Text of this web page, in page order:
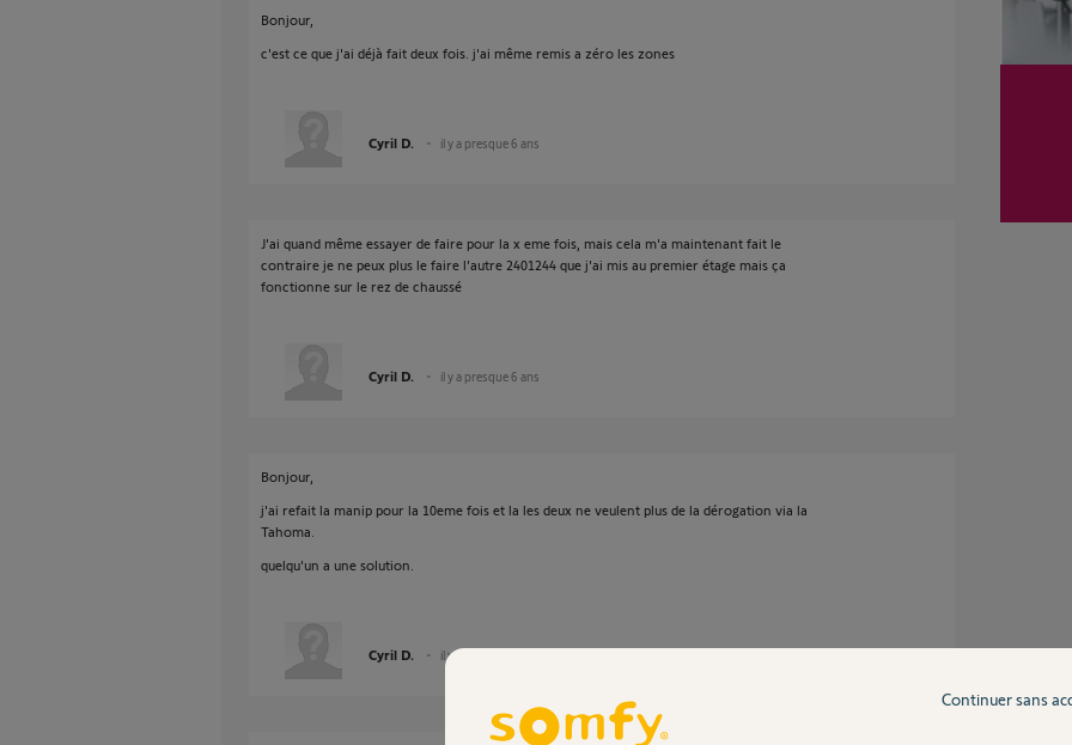
Bonjour,
c'est ce que j'ai déjà fait deux fois. j'ai même remis a zéro les zones
Cyril D. il y a presque 6 ans
J'ai quand même essayer de faire pour la x eme fois, mais cela m'a maintenant fait le
contraire je ne peux plus le faire l'autre 2401244 que j'ai mis au premier étage mais ça
fonctionne sur le rez de chaussé
Cyril D. il y a presque 6 ans
Bonjour,
j'ai refait la manip pour la 10eme fois et la les deux ne veulent plus de la dérogation via la
Tahoma.
quelqu'un a une solution.
Cyril D. il y a presque 6 ans
Continuer sans